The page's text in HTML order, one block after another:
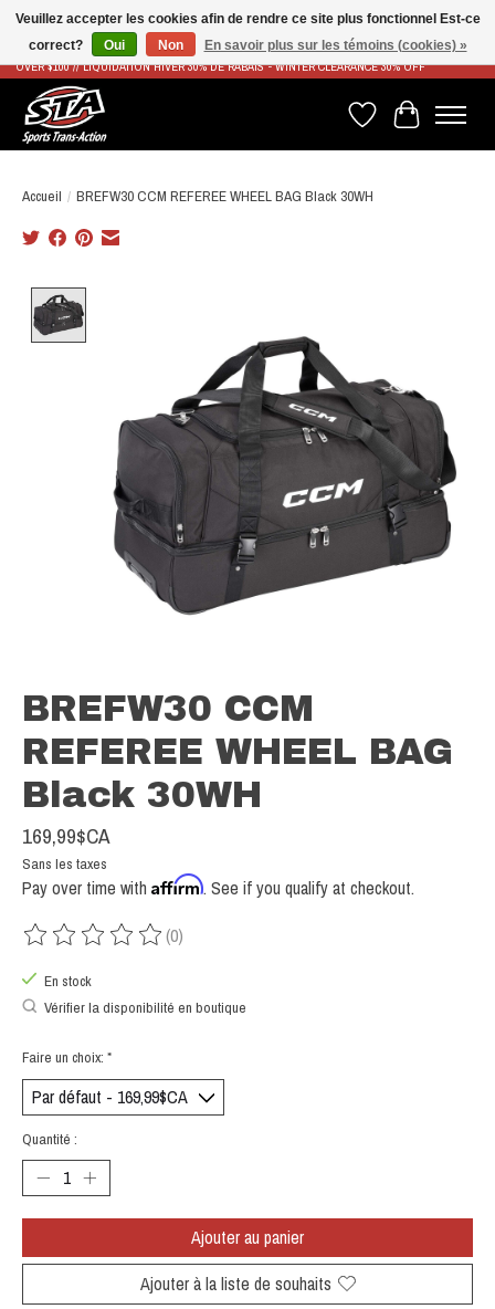
LIVRAISON RAPIDE ET GRATUITE À PARTIR DE 100$ - FAST & FREE SHIPPING ON ORDERS
OVER $100 // LIQUIDATION HIVER 30% DE RABAIS - WINTER CLEARANCE 30% OFF
Liste de souhaits
Panier
Accueil / BREFW30 CCM REFEREE WHEEL BAG Black 30WH
BREFW30 CCM
REFEREE WHEEL BAG
Black 30WH
169,99$CA
Sans les taxes
Pay over time with Affirm. See if you qualify at checkout.
Ce produit est évalué à
(0)
En stock
Vérifier la disponibilité en boutique
Faire un choix: *
Quantité :
Ajouter au panier
Ajouter à la liste de souhaits
Veuillez accepter les cookies afin de rendre ce site plus fonctionnel Est-ce
correct?
Oui Non En savoir plus sur les témoins (cookies) »